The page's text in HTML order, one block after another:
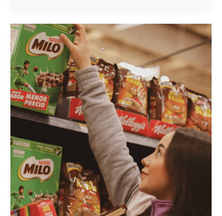
MODIFICA
LA
PERCEPCIÓN
DEL
CONSUMIDOR
Y
LOGRA
UNA
RELEVANTE